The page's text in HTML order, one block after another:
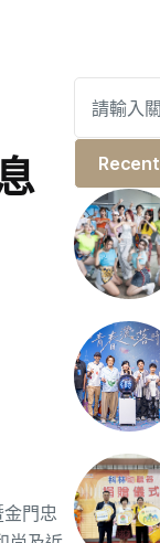
門忠
Recent